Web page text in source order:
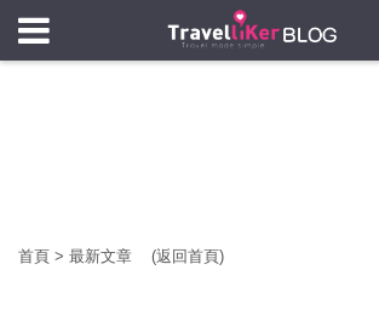
首頁 > 最新文章 (返回首頁)